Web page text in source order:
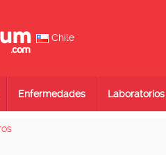
Chile
Enfermedades Laboratorios